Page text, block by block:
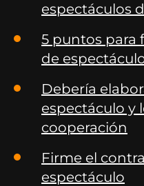
espectáculos
5 puntos para
de
Debería
espectáculo y
cooperación
Firme el
espectáculo